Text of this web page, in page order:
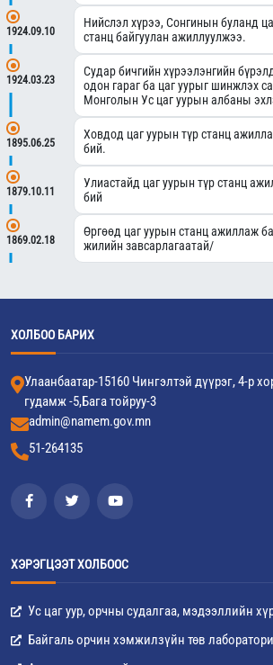
1924.09.10
Нийслэл хүрээ, Сонгинын буланд
станц байгуулан ажиллуулжээ.
1924.03.23
Судар бичгийн хүрээлэнгийн
одон гараг ба цаг уурыг шинжлэх
Монголын Ус цаг уурын албаны
1895.06.25
Ховдод цаг уурын түр станц
бий.
1879.10.11
Улиастайд цаг уурын түр станц
бий
1869.02.18
Өргөөд цаг уурын станц ажиллаж
жилийн завсарлагаатай/
ХОЛБОО БАРИХ
Улаанбаатар-15160 Чингэлтэй дүүрэг, 4-р
гудамж -5,Бага тойруу-3
admin@namem.gov.mn
51-264135
ХЭРЭГЦЭЭТ ХОЛБООС
Ус цаг уур, орчны судалгаа, мэдээллийн
Байгаль орчин хэмжилзүйн төв лаборатори